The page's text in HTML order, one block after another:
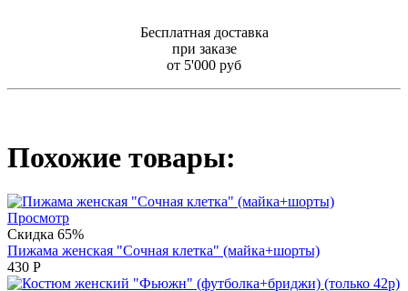
Бесплатная доставка
при заказе
от 5'000 руб
Похожие товары:
Просмотр
Скидка 65%
Пижама женская "Сочная клетка" (майка+шорты)
430 Р